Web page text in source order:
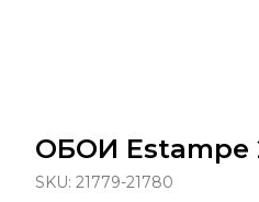
ОБОИ Estampe
SKU: 21779-21780